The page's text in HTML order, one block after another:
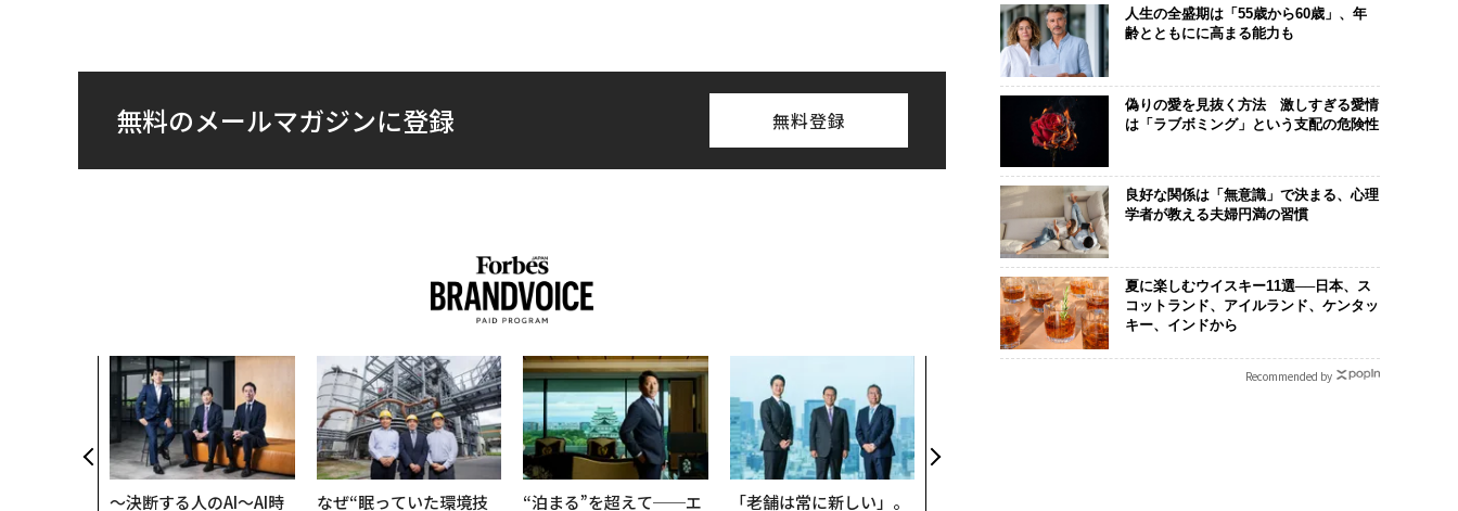
無料のメールマガジンに登録 無料登録
〜決断する人のAI〜AI時
なぜ“眠っていた環境技
“泊まる”を超えて──エ
「老舗は常に新しい」。
ティブのキャリアに触れ
「コンディション」が成
アフリカの農
人生の全盛期は「55歳から60歳」、年
齢とともにに高まる能力も
偽りの愛を見抜く方法 激しすぎる愛情
は「ラブボミング」という支配の危険性
良好な関係は「無意識」で決まる、心理
学者が教える夫婦円満の習慣
夏に楽しむウイスキー11選──日本、ス
コットランド、アイルランド、ケンタッ
キー、インドから
Recommended by